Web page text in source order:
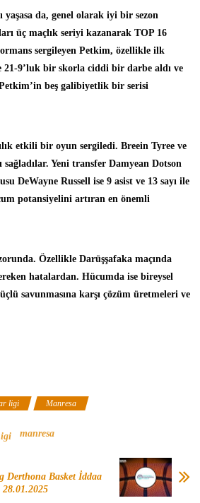
yaşasa da, genel olarak iyi bir sezon
üç maçlık seriyi kazanarak TOP 16
sergileyen Petkim, özellikle ilk
21-9’luk bir skorla ciddi bir darbe aldı ve
Petkim’in beş galibiyetlik bir serisi
etkili bir oyun sergiledi. Breein Tyree ve
Yeni transfer Damyean Dotson
DeWayne Russell ise 9 asist ve 13 sayı ile
potansiyelini artıran en önemli
Özellikle Darüşşafaka maçında
hatalardan. Hücumda ise bireysel
savunmasına karşı çözüm üretmeleri ve
ligi Manresa
manresa
Derthona Basket İddaa